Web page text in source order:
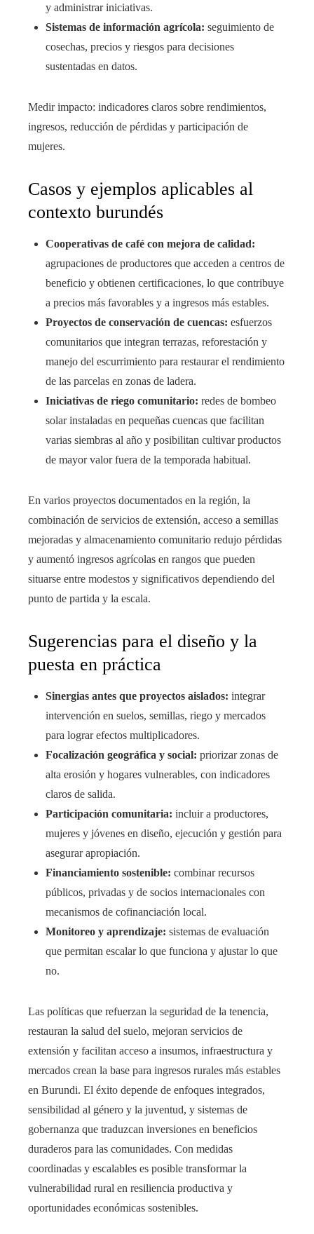
y administrar iniciativas.
Sistemas de información agrícola: seguimiento de
cosechas, precios y riesgos para decisiones
sustentadas en datos.
Medir impacto: indicadores claros sobre rendimientos,
ingresos, reducción de pérdidas y participación de
mujeres.
Casos y ejemplos aplicables al
contexto burundés
Cooperativas de café con mejora de calidad:
agrupaciones de productores que acceden a centros de
beneficio y obtienen certificaciones, lo que contribuye
a precios más favorables y a ingresos más estables.
Proyectos de conservación de cuencas: esfuerzos
comunitarios que integran terrazas, reforestación y
manejo del escurrimiento para restaurar el rendimiento
de las parcelas en zonas de ladera.
Iniciativas de riego comunitario: redes de bombeo
solar instaladas en pequeñas cuencas que facilitan
varias siembras al año y posibilitan cultivar productos
de mayor valor fuera de la temporada habitual.
En varios proyectos documentados en la región, la
combinación de servicios de extensión, acceso a semillas
mejoradas y almacenamiento comunitario redujo pérdidas
y aumentó ingresos agrícolas en rangos que pueden
situarse entre modestos y significativos dependiendo del
punto de partida y la escala.
Sugerencias para el diseño y la
puesta en práctica
Sinergias antes que proyectos aislados: integrar
intervención en suelos, semillas, riego y mercados
para lograr efectos multiplicadores.
Focalización geográfica y social: priorizar zonas de
alta erosión y hogares vulnerables, con indicadores
claros de salida.
Participación comunitaria: incluir a productores,
mujeres y jóvenes en diseño, ejecución y gestión para
asegurar apropiación.
Financiamiento sostenible: combinar recursos
públicos, privadas y de socios internacionales con
mecanismos de cofinanciación local.
Monitoreo y aprendizaje: sistemas de evaluación
que permitan escalar lo que funciona y ajustar lo que
no.
Las políticas que refuerzan la seguridad de la tenencia,
restauran la salud del suelo, mejoran servicios de
extensión y facilitan acceso a insumos, infraestructura y
mercados crean la base para ingresos rurales más estables
en Burundi. El éxito depende de enfoques integrados,
sensibilidad al género y la juventud, y sistemas de
gobernanza que traduzcan inversiones en beneficios
duraderos para las comunidades. Con medidas
coordinadas y escalables es posible transformar la
vulnerabilidad rural en resiliencia productiva y
oportunidades económicas sostenibles.